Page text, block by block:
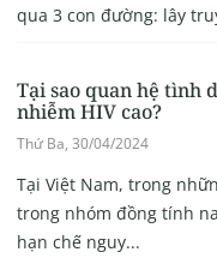
qua 3 con đường: lây
Tại sao quan hệ tình
nhiễm HIV cao?
Thứ Ba, 30/04/2024
Tại Việt Nam, trong
trong nhóm đồng tính
hạn chế nguy...